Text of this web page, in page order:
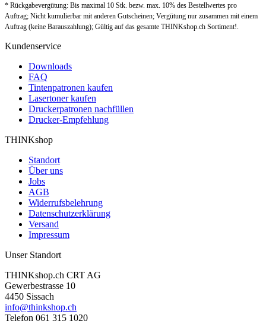
* Rückgabevergütung: Bis maximal 10 Stk. bezw. max. 10% des Bestellwertes pro
Auftrag; Nicht kumulierbar mit anderen Gutscheinen; Vergütung nur zusammen mit einem
Auftrag (keine Barauszahlung); Gültig auf das gesamte THINKshop.ch Sortiment!.
Kundenservice
Downloads
FAQ
Tintenpatronen kaufen
Lasertoner kaufen
Druckerpatronen nachfüllen
Drucker-Empfehlung
THINKshop
Standort
Über uns
Jobs
AGB
Widerrufsbelehrung
Datenschutzerklärung
Versand
Impressum
Unser Standort
THINKshop.ch CRT AG
Gewerbestrasse 10
4450 Sissach
info@thinkshop.ch
Telefon 061 315 1020